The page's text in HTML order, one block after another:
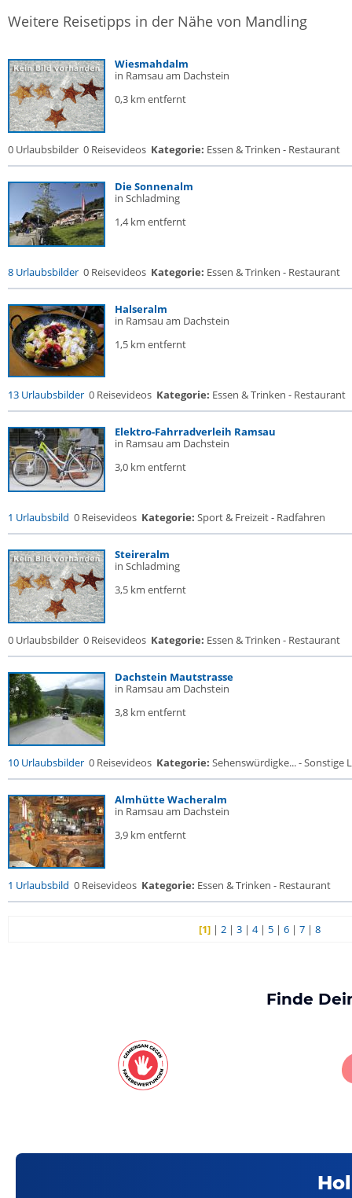
Weitere Reisetipps in der Nähe von Mandling
Wiesmahdalm
in Ramsau am Dachstein
0,3 km entfernt
0 Urlaubsbilder 0 Reisevideos Kategorie: Essen & Trinken - Restaurant
Die Sonnenalm
in Schladming
1,4 km entfernt
8 Urlaubsbilder 0 Reisevideos Kategorie: Essen & Trinken - Restaurant
Halseralm
in Ramsau am Dachstein
1,5 km entfernt
13 Urlaubsbilder 0 Reisevideos Kategorie: Essen & Trinken - Restaurant
Elektro-Fahrradverleih Ramsau
in Ramsau am Dachstein
3,0 km entfernt
1 Urlaubsbild 0 Reisevideos Kategorie: Sport & Freizeit - Radfahren
Steireralm
in Schladming
3,5 km entfernt
0 Urlaubsbilder 0 Reisevideos Kategorie: Essen & Trinken - Restaurant
Dachstein Mautstrasse
in Ramsau am Dachstein
3,8 km entfernt
10 Urlaubsbilder 0 Reisevideos Kategorie: Sehenswürdigke... - Sonstige
Almhütte Wacheralm
in Ramsau am Dachstein
3,9 km entfernt
1 Urlaubsbild 0 Reisevideos Kategorie: Essen & Trinken - Restaurant
[1] |2 |3 |4| 5 |6 |7 |8
Finde